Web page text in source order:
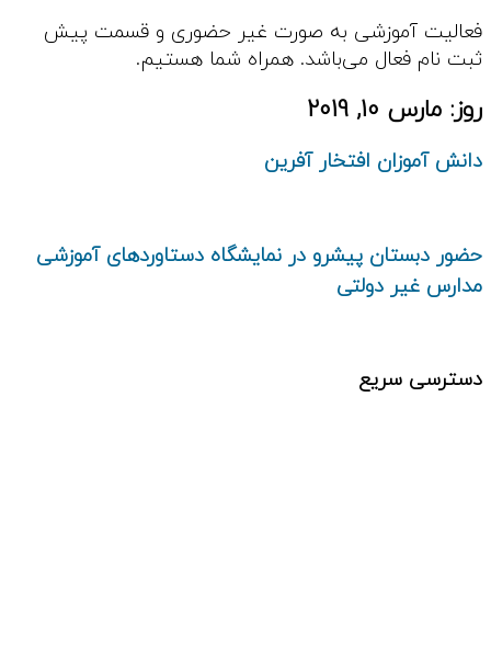
فعالیت آموزشی به صورت غیر حضوری و قسمت پیش
ثبت نام فعال می‌باشد. همراه شما هستیم.
روز: مارس 10, 2019
دانش آموزان افتخار آفرین
حضور دبستان پيشرو در نمايشگاه دستاوردهای آموزشی
مدارس غير دولتی
دسترسی سریع